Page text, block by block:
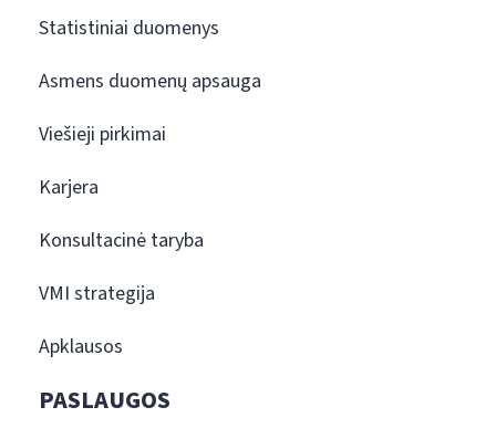
Statistiniai duomenys
Asmens duomenų apsauga
Viešieji pirkimai
Karjera
Konsultacinė taryba
VMI strategija
Apklausos
PASLAUGOS